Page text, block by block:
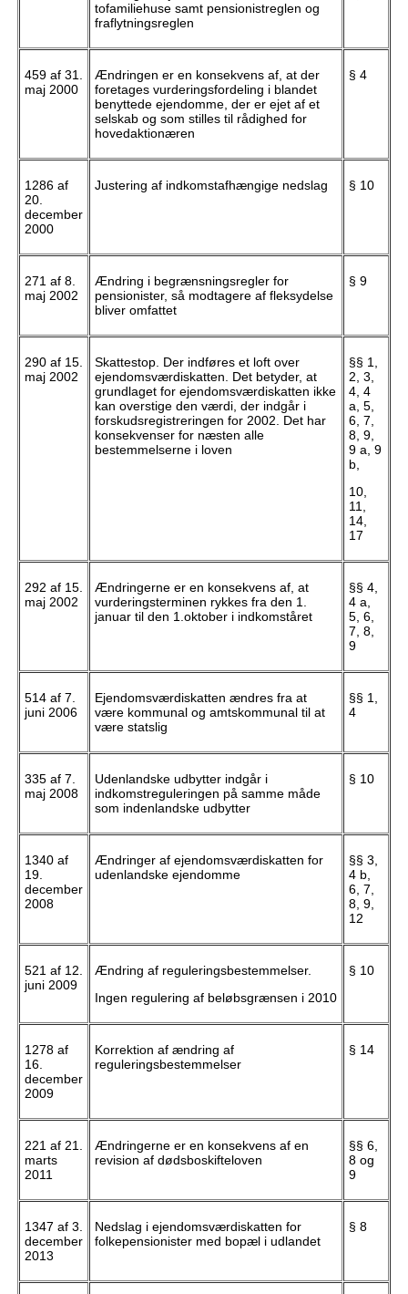
tofamiliehuse samt pensionistreglen og
fraflytningsreglen
459 af 31.
maj 2000
Ændringen er en konsekvens af, at der
foretages vurderingsfordeling i blandet
benyttede ejendomme, der er ejet af et
selskab og som stilles til rådighed for
hovedaktionæren
§ 4
1286 af
20.
december
2000
Justering af indkomstafhængige nedslag § 10
271 af 8.
maj 2002
Ændring i begrænsningsregler for
pensionister, så modtagere af fleksydelse
bliver omfattet
§ 9
290 af 15.
maj 2002
Skattestop. Der indføres et loft over
ejendomsværdiskatten. Det betyder, at
grundlaget for ejendomsværdiskatten ikke
kan overstige den værdi, der indgår i
forskudsregistreringen for 2002. Det har
konsekvenser for næsten alle
bestemmelserne i loven
§§ 1,
2, 3,
4, 4
a, 5,
6, 7,
8, 9,
9 a, 9
b,
10,
11,
14,
17
292 af 15.
maj 2002
Ændringerne er en konsekvens af, at
vurderingsterminen rykkes fra den 1.
januar til den 1.oktober i indkomståret
§§ 4,
4 a,
5, 6,
7, 8,
9
514 af 7.
juni 2006
Ejendomsværdiskatten ændres fra at
være kommunal og amtskommunal til at
være statslig
§§ 1,
4
335 af 7.
maj 2008
Udenlandske udbytter indgår i
indkomstreguleringen på samme måde
som indenlandske udbytter
§ 10
1340 af
19.
december
2008
Ændringer af ejendomsværdiskatten for
udenlandske ejendomme
§§ 3,
4 b,
6, 7,
8, 9,
12
521 af 12.
juni 2009
Ændring af reguleringsbestemmelser.
Ingen regulering af beløbsgrænsen i 2010
§ 10
1278 af
16.
december
2009
Korrektion af ændring af
reguleringsbestemmelser
§ 14
221 af 21.
marts
2011
Ændringerne er en konsekvens af en
revision af dødsboskifteloven
§§ 6,
8 og
9
1347 af 3.
december
2013
Nedslag i ejendomsværdiskatten for
folkepensionister med bopæl i udlandet
§ 8